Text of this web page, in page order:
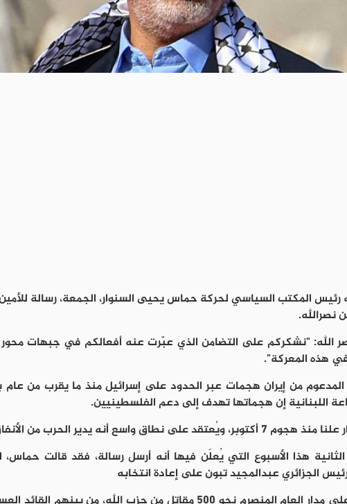
المكتب السياسي لحركة حماس يحيى السنوار، الجمعة، رسالة للأمين
نصرالله.
الله: "نشكركم على التضامن الذي عبّرت عنه أفعالكم في جبهات محور
هذه المعركة".
من إيران هجمات عبر الحدود على إسرائيل منذ ما يقرب من عام
اللبنانية إن هجماتها تهدف إلى دعم الفلسطينيين.
نطاق واسع أنه يدير الحرب من الأنفاق تحت غزة.
هذا الأسبوع التي يُعلَن فيها أنه أرسل رسالة، فقد قالت حماس،
الجزائري عبدالمجيد تبون على إعادة انتخابه